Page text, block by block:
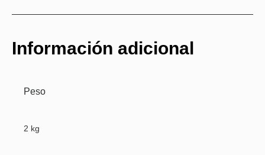
Información adicional
Peso
2 kg